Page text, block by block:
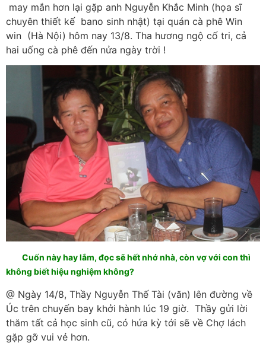
may mắn hơn lại gặp anh Nguyễn Khắc Minh (họa sĩ
chuyên thiết kế bano sinh nhật) tại quán cà phê Win
win (Hà Nội) hôm nay 13/8. Tha hương ngộ cố tri, cả
hai uống cà phê đến nửa ngày trời !
Cuốn này hay lắm, đọc sẽ hết nhớ nhà, còn vợ với con thì
không biết hiệu nghiệm không?
@ Ngày 14/8, Thầy Nguyễn Thế Tài (văn) lên đường về
Úc trên chuyến bay khởi hành lúc 19 giờ. Thầy gửi lời
thăm tất cả học sinh cũ, có hứa kỳ tới sẽ về Chợ lách
gặp gỡ vui vẻ hơn.